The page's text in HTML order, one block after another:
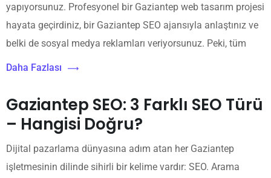
yapıyorsunuz. Profesyonel bir Gaziantep web tasarım projesi
hayata geçirdiniz, bir Gaziantep SEO ajansıyla anlaştınız ve
belki de sosyal medya reklamları veriyorsunuz. Peki, tüm
Daha Fazlası
Gaziantep SEO: 3 Farklı SEO Türü
– Hangisi Doğru?
Dijital pazarlama dünyasına adım atan her Gaziantep
işletmesinin dilinde sihirli bir kelime vardır: SEO. Arama